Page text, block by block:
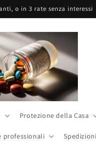
o in 3 rate senza interessi
Protezione della Casa
professionali